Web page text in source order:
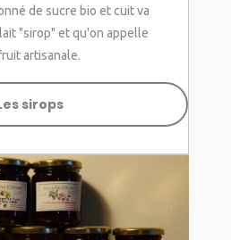
de sucre bio et cuit va
"sirop" et qu'on appelle
artisanale.
sirops